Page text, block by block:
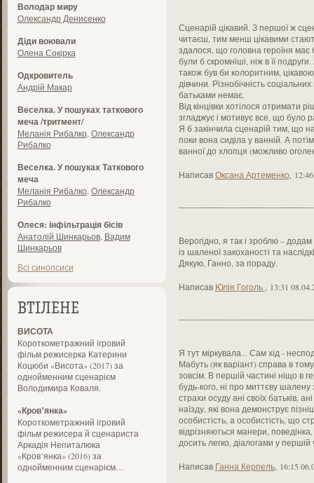
Володар миру
Олександр Денисенко
Діди воювали
Олена Сокірка
Одкровитель
Андрій Макар
Веселка. У пошуках таткового
меча /тритмент/
Меланія Рибалко Олександр
Рибалко
Веселка. У пошуках Таткового
меча
Меланія Рибалко Олександр
Рибалко
Олеся: інфільтрація бісів
Анатолій Шинкарьов, Вадим
Шинкарьов
Всі синопсиси
ВТІЛЕНЕ
ВИСОТА
Короткометражний ігровий
фільм режисерка Катерини
Коцюби «Висота» (2017) за
однойменним сценарієм
Володимира Коваля.
«Кров’янка»
Короткометражний ігровий
фільм режисера й сценариста
Аркадія Непиталюка
«Кров’янка» (2016) за
однойменним сценарієм…
Сценарій цікавий. З першої ж
читаєш, тим менш цікавими
здалося, що головна героїня має
були б скромніші, ніж в її
також був би колоритним,
дівчини. Різнобічність
батьками немає.
Від кінцівки хотілося отримати
згладжує і мотивує все, що було
Я б закінчила сценарій тим, що
поки вона сиділа у ванній. А
ванної до хлопця (можливо
НаписавОксана Артеменко
Верогідно, я так і зроблю –
із шаленої закоханості та
Дякую, Ганно, за пораду.
Написав Юлія Гоголь 13:31
Я тут міркувала... Сам хід -
Мабуть (як варіант) справа в
зовсім. В першій частині ніщо в
будь-кого, ні про миттєву шалену
страхи осуду ані своїх батьків,
наїзду, які вона демонструє
особистість, а особистість, що
відрізняються манери,
досить легко, діалогами у першій
Написав Ганна Керпель, 16:15